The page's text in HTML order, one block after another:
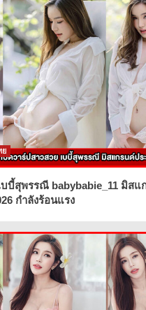
สาวก็มาดิคร้าบ ไอดอลไทย
เปิดวาร์ปสาวสวย น้องแอลตู
มาดิคร้าบ สาวไทอินคนงาม
ไอดอลไทย
เปิดวาร์ปสาว สงครามส่งด่วน
คอม นัจโน๊ะ นัจฐณิชา โรจนะ
ไอดอลไทย
อั้ม ศรินยา เข็มทอง โหนกระแส
ย
บบี้สุพรรณี babybabie_11 มิสแ
กำลังร้อนแรง